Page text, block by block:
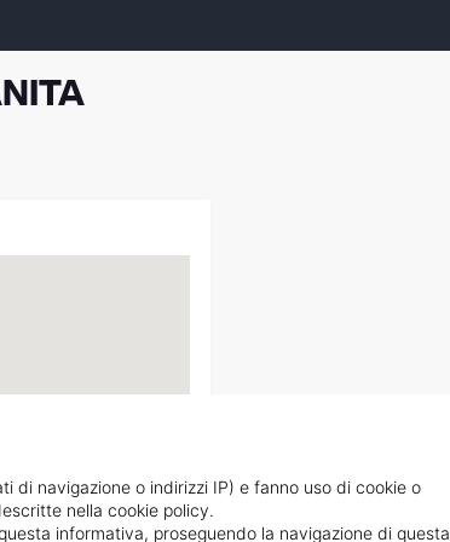
Indicazioni stradali
di navigazione o indirizzi IP) e fanno uso di cookie o
nella cookie policy.
informativa, proseguendo la navigazione di questa